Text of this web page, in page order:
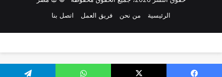
الرئيسية
من نحن فريق العمل اتصل بنا